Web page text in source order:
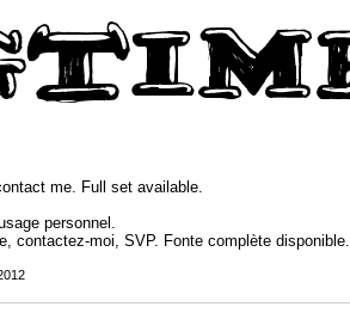
me. Full set available.
personnel.
contactez-moi, SVP. Fonte complète disponible.